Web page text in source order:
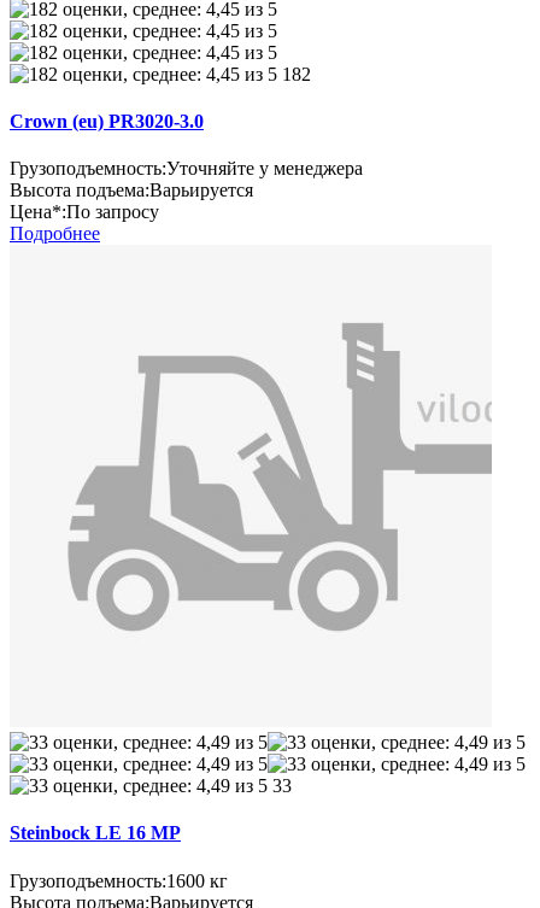
182
Crown (eu) PR3020-3.0
Грузоподъемность:Уточняйте у менеджера
Высота подъема:Варьируется
Цена*:По запросу
Подробнее
33
Steinbock LE 16 MP
Грузоподъемность:1600 кг
Высота подъема:Варьируется